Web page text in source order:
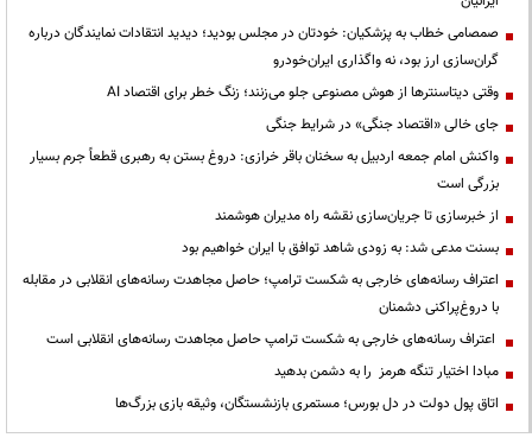
صمصامی خطاب به پزشکیان: خودتان در مجلس بودید؛ دیدید انتقادات نمایندگان درباره
گران‌سازی ارز بود، نه واگذاری ایران‌خودرو
وقتی دیتاسنترها از هوش مصنوعی جلو می‌زنند؛ زنگ خطر برای اقتصاد AI
جای خالی «اقتصاد جنگی» در شرایط جنگی
واکنش امام جمعه اردبیل به سخنان باقر خرازی: دروغ بستن به رهبری قطعاً جرم بسیار
بزرگی است
از خبرسازی تا جریان‌سازی نقشه راه مدیران هوشمند
بسنت مدعی شد: به زودی شاهد توافق با ایران خواهیم بود
اعتراف رسانه‌های خارجی به شکست ترامپ؛ حاصل مجاهدت رسانه‌های انقلابی در مقابله
با دروغ‌پراکنی دشمنان
اعتراف رسانه‌های خارجی به شکست ترامپ حاصل مجاهدت رسانه‌های انقلابی است
مبادا اختیار تنگه هرمز را به دشمن بدهید
اتاق پول دولت در دل بورس؛ مستمری بازنشستگان، وثیقه بازی بزرگ‌ها